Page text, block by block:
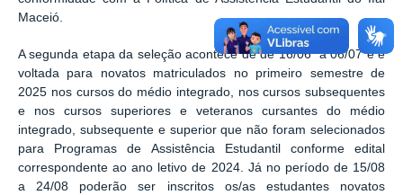
Maceió.
A segunda etapa da seleção acontece de de 16/06 a 06/07 e é
voltada para novatos matriculados no primeiro semestre de
2025 nos cursos do médio integrado, nos cursos subsequentes
e nos cursos superiores e veteranos cursantes do médio
integrado, subsequente e superior que não foram selecionados
para Programas de Assistência Estudantil conforme edital
correspondente ao ano letivo de 2024. Já no período de 15/08
a 24/08 poderão ser inscritos os/as estudantes novatos